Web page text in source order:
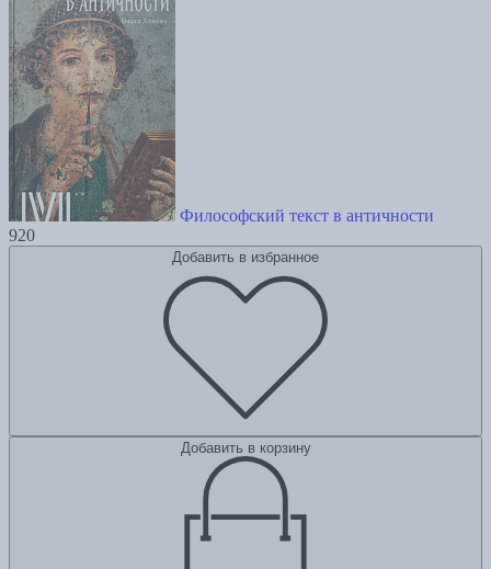
Философский текст в античности
920
Добавить в избранное
Добавить в корзину